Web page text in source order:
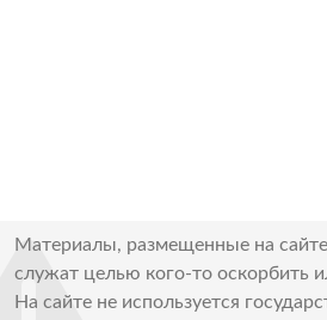
Материалы, размещенные на
служат целью кого-то оскорбить
На сайте не используется